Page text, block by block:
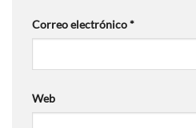
Correo electrónico*
Web